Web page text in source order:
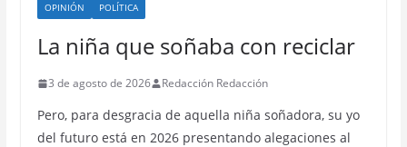
OPINIÓN
POLÍTICA
La niña que soñaba con reciclar
3 de agosto de 2026 Redacción Redacción
Pero, para desgracia de aquella niña soñadora, su yo
del futuro está en 2026 presentando alegaciones al